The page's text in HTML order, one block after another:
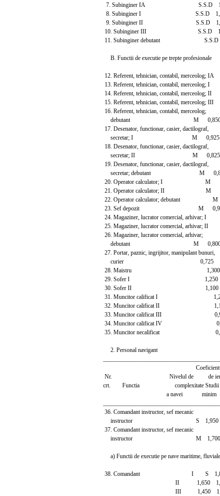
7. Subinginer IA S.S.D
8. Subinginer I S.S.D
9. Subinginer II S.S.D
10. Subinginer III S.S.D
11. Subinginer debutant S.S.D
B. Functii de executie pe trepte profesionale
12. Referent, tehnician, contabil,
13. Referent, tehnician, contabil,
14. Referent, tehnician, contabil,
15. Referent, tehnician, contabil,
16. Referent, tehnician, contabil, merceolog;
debutant M
17. Desenator, functionar, casier, dactilograf,
secretar; I M 0,925
18. Desenator, functionar, casier, dactilograf,
secretar; II M 0,825
19. Desenator, functionar, casier, dactilograf,
secretar; debutant M
20. Operator calculator; I M
21. Operator calculator; II M
22. Operator calculator; debutant
23. Sef depozit M 0,925
24. Magaziner, lucrator comercial,
25. Magaziner, lucrator comercial,
26. Magaziner, lucrator comercial, arhivar;
debutant M
27. Portar, paznic, ingrijitor, manipulant bunuri,
curier 0,725
28. Maistru 1,300
29. Sofer I 1,250
30. Sofer II 1,100
31. Muncitor calificat I
32. Muncitor calificat II
33. Muncitor calificat III
34. Muncitor calificat IV
35. Muncitor necalificat
2. Personal navigant
Nr. Nivelul de de
crt. Functia complexitate Studii
a navei minim
36. Comandant instructor, sef mecanic
instructor S 1,950
37. Comandant instructor, sef mecanic
instructor M 1,700
a) Functii de executie pe nave maritime,
38. Comandant I S
II 1,650
III 1,450